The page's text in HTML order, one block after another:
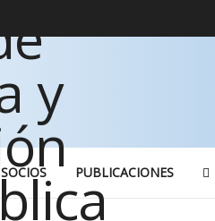
SOCIOS PUBLICACIONES